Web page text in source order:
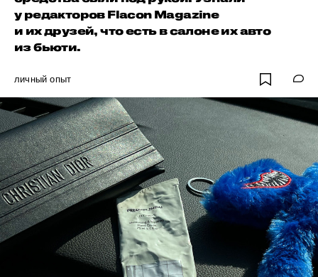
у редакторов Flacon Magazine
и их друзей, что есть в салоне их авто
из бьюти.
личный опыт